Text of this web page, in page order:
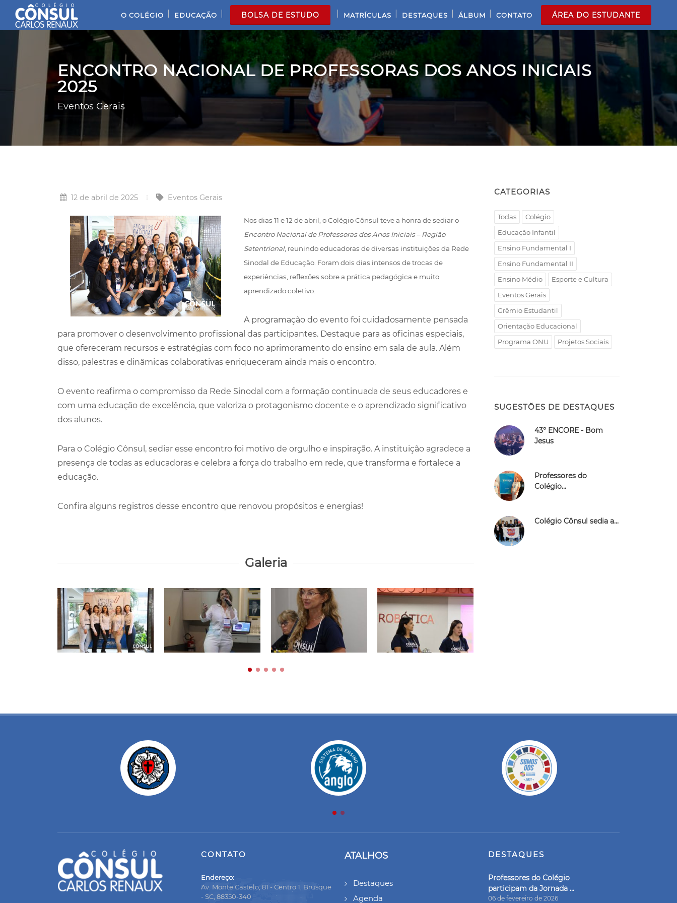
O COLÉGIO EDUCAÇÃO BOLSA DE ESTUDO MATRÍCULAS DESTAQUES ÁLBUM CONTATO ÁREA DO ESTUDANTE
ENCONTRO NACIONAL DE PROFESSORAS DOS ANOS INICIAIS
2025
Eventos Gerais
12 de abril de 2025 Eventos Gerais
Nos dias 11 e 12 de abril, o Colégio Cônsul teve a honra de sediar o
Encontro Nacional de Professoras dos Anos Iniciais – Região
Setentrional, reunindo educadoras de diversas instituições da Rede
Sinodal de Educação. Foram dois dias intensos de trocas de
experiências, reflexões sobre a prática pedagógica e muito
aprendizado coletivo.
A programação do evento foi cuidadosamente pensada
para promover o desenvolvimento profissional das participantes. Destaque para as oficinas especiais,
que ofereceram recursos e estratégias com foco no aprimoramento do ensino em sala de aula. Além
disso, palestras e dinâmicas colaborativas enriqueceram ainda mais o encontro.
O evento reafirma o compromisso da Rede Sinodal com a formação continuada de seus educadores e
com uma educação de excelência, que valoriza o protagonismo docente e o aprendizado significativo
dos alunos.
Para o Colégio Cônsul, sediar esse encontro foi motivo de orgulho e inspiração. A instituição agradece a
presença de todas as educadoras e celebra a força do trabalho em rede, que transforma e fortalece a
educação.
Confira alguns registros desse encontro que renovou propósitos e energias!
Galeria
CATEGORIAS
Todas
Colégio
Educação Infantil
Ensino Fundamental I
Ensino Fundamental II
Ensino Médio
Esporte e Cultura
Eventos Gerais
Grêmio Estudantil
Orientação Educacional
Programa ONU
Projetos Sociais
SUGESTÕES DE DESTAQUES
43° ENCORE - Bom
Jesus
Professores do
Colégio...
Colégio Cônsul sedia a...
CONTATO
Endereço:
Av. Monte Castelo, 81 - Centro 1, Brusque
- SC, 88350-340
ATALHOS
Destaques
Agenda
DESTAQUES
Professores do Colégio
participam da Jornada ...
06 de fevereiro de 2026